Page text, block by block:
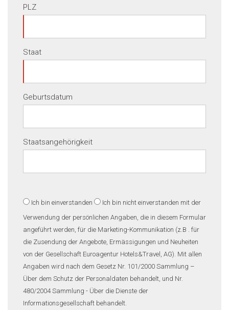
PLZ
Staat
Geburtsdatum
Staatsangehörigkeit
Ich bin einverstanden Ich bin nicht einverstanden mit der
Verwendung der persönlichen Angaben, die in diesem Formular
angeführt werden, für die Marketing-Kommunikation (z.B . für
die Zusendung der Angebote, Ermässigungen und Neuheiten
von der Gesellschaft Euroagentur Hotels&Travel, AG). Mit allen
Angaben wird nach dem Gesetz Nr. 101/2000 Sammlung –
Über dem Schutz der Personaldaten behandelt, und Nr.
480/2004 Sammlung - Über die Dienste der
Informationsgesellschaft behandelt.